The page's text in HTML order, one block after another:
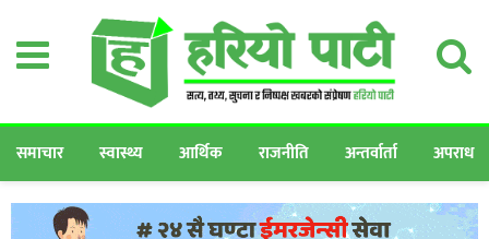
समाचार स्वास्थ्य आर्थिक राजनीति अन्तर्वार्ता अपराध